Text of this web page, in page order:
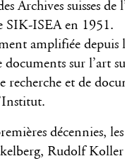
Archives suisses de
SIK-ISEA en 1951.
amplifiée depuis
sur l’art
recherche et de
décennies,
Rudolf